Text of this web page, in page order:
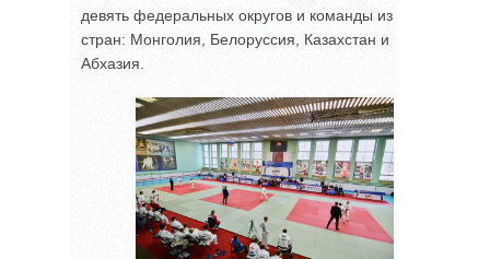
девять федеральных округов и команды из
стран: Монголия, Белоруссия, Казахстан и
Абхазия.